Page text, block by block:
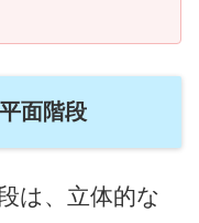
面階段
は、立体的な